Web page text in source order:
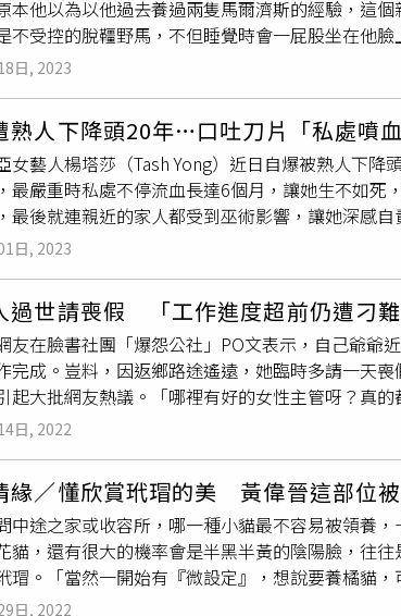
）HOKA是龔言脩的愛用鞋款，穿到後腳跟處磨
價錢大約是1萬2千元，不過龔言脩不會因為價錢
就是穿出來搭配的鞋子，我比較在乎的是怕髒，
龔言脩也不會放在家裡收藏，而是真的拿出來穿
的確買了不少東西放在家中，問及是否會想舉辦
丟掉，結果某天工作可能就會用到！」苦笑說先
特地去買，最後也沒被選上，讓他決定以後絕不
以他不敢賣掉。（圖／林士傑攝）
了，那4桌也都滿了，反正最後看他的紅包金額
天提供）
始跟小Boo玩了許久，但小Boo卻突然跑走，她
小Boo上了階梯後，不時轉頭對著她笑。「我深
慰了蔚葒縈失去小Boo的缺憾，帶來不少歡笑。
現，是想告訴她：「不要什麼事都攬在自己身上，
七月十一日出生的狗寶寶，出現在一間有執照的
，直到一年後在她的生日前夕再次到犬舍看看，
我一看就很有 眼緣。」當下決定收編，取名為「
模樣展現出來，看到畫就會回憶起過去的時光。
離開時要有活力得多，但蔚葒縈和愛犬們對小
小舌頭的可愛模樣，「當時畫了兩顆，一顆是放
外蔚葒縈自己也做了小Boo木頭置物盤，是一整
牠的樣子做出來或畫出來，也算是一種情緒的抒
還用木頭刻了小Boo置物盤。（圖／本刊攝影組
我自己親手畫的小Boo油畫，畫完老師說『妳確
深深印在她心中，才能如此逼真呈現。至於家裡
跟小Boo很像，我就買回來，其實只要有跟牠很
像本尊站在那邊看著蔚葒縈。（圖／本刊攝影組）
本他以為以他過去養過兩隻馬爾濟斯的經驗，這
不受控的脫韁野馬，不但睡覺時會一屁股坐在他
公斤，他苦笑說：「也算是意外的收穫啦！」波
經歷了養了12年的馬爾濟斯因心臟病過世，讓他非
，其他的狗都乖乖的坐在籠子裡，只有波比不停
回家之後「波比抓抓」的畫面一直在腦海中揮之
還小小一隻，令人愛不釋手。（圖／圤智雨提供）
嚕的黑眼珠和黑鼻子形成倒三角形的三點黑，非
但波比卻給他「全新的體驗」，「我以前養的狗
兒』，成天皮到不行，每天至少要遛她兩次以上
都是被她操的。」長了一張可愛小臉的波比，對
好，還很愛靠著「拜託拜託」這招來引起眾人驚
貼心的一面，平常總是跳來跳去的她，有次看到
地在一旁看著他，他才知道原來波比也有體貼的這
在他身邊繼續呼呼大睡，「有時候我覺得我很像
來乖巧，其實非常聰明調皮。（圖／圤智雨提供
被人檢舉「沒幫狗結紮」，為避免被罰五萬元也
以前都在拍成人話題的圤智雨，也興起在YT做寵
他比較想做娛樂性質的內容，那是否會讓波比客
一起玩。（圖／圤智雨提供）寵物小檔案名字：
波比與雪碧的狗狗站在一起討抱，畫面十分逗趣
日, 2023
熟人下降頭20年…口吐刀片「私處噴
女藝人楊塔莎（Tash Yong）近日自爆被熟人下
最嚴重時私處不停流血長達6個月，讓她生不如
最後就連親近的家人都受到巫術影響，讓她深感
沒過上一天安寧的日子，「我的嘴裡會不時吐出
是熟人，自己先後找過6名法力高深的巫師幫忙解
己不堪折磨，只能離家出走到馬六甲去投靠繼母
睡到一半臉色會突然大變」，行為也開始變得詭
，她的演藝事業也變得舉步維艱，「藝人的工作很
，別人都看不順眼」。儘管楊塔莎近20年來被不
同時也對自己的信仰更加虔誠。
日, 2023
過世請喪假 「工作進度超前仍遭刁
友在臉書社團「爆怨公社」PO文表示，自己爺爺
完成。豈料，因返鄉路途遙遠，她臨時多請一天
起大批網友熱議。「哪裡有好的女性主管呀？真
說道，自己家住新竹，近日因住高雄的爺爺過世
有工作進度加班補上。豈料，女主管卻在她臨時多
不影響我手上的案件，為何要生氣？這樣子就要
麼？我怎遇不到正常的女性主管呢？我明明都非
的事，我到底做錯了什麼？」許多網友看過貼文
「請別太在意主管的情緒，心裡想妳去工作是為
辛勞！加油」、「你沒他
吧」、「跟男女沒
日, 2022
緣／懂欣賞玳瑁的美 黃偉晉這部位
中途之家或收容所，哪一種小貓最不容易被領養
貓，還有很大的機率會是半黑半黃的陰陽臉，往
瑁。「當然一開始有『微設定』，想說要養橘貓
時候也養過兩隻貓，都是一隻過世後才接著養下
日, 2022